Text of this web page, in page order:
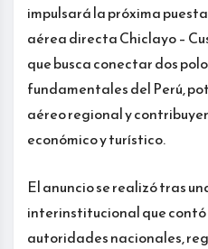
impulsará la próxima
aérea directa Chiclayo –
que busca conectar dos
fundamentales del Perú,
aéreo regional y
económico y turístico.
El anuncio se realizó tras
interinstitucional que
autoridades nacionales,